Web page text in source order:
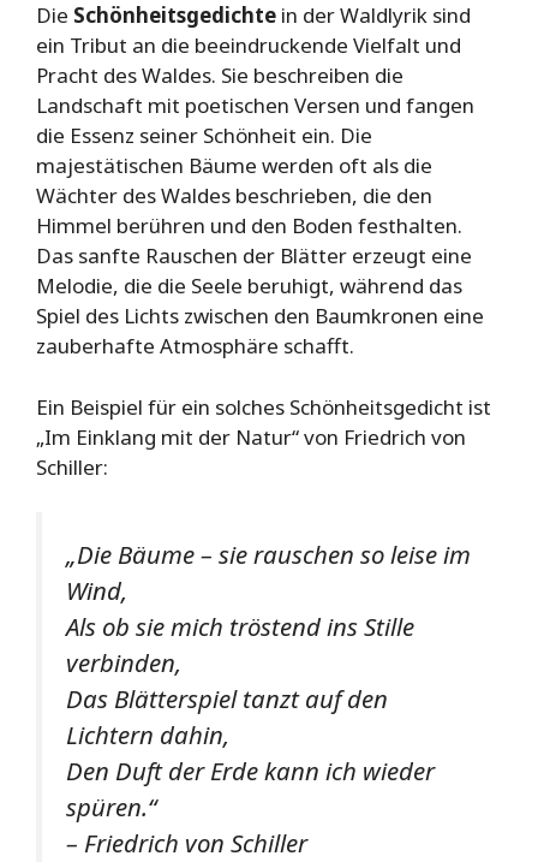
Die Schönheitsgedichte in der Waldlyrik sind
ein Tribut an die beeindruckende Vielfalt und
Pracht des Waldes. Sie beschreiben die
Landschaft mit poetischen Versen und fangen
die Essenz seiner Schönheit ein. Die
majestätischen Bäume werden oft als die
Wächter des Waldes beschrieben, die den
Himmel berühren und den Boden festhalten.
Das sanfte Rauschen der Blätter erzeugt eine
Melodie, die die Seele beruhigt, während das
Spiel des Lichts zwischen den Baumkronen eine
zauberhafte Atmosphäre schafft.
Ein Beispiel für ein solches Schönheitsgedicht ist
„Im Einklang mit der Natur“ von Friedrich von
Schiller:
„Die Bäume – sie rauschen so leise im
Wind,
Als ob sie mich tröstend ins Stille
verbinden,
Das Blätterspiel tanzt auf den
Lichtern dahin,
Den Duft der Erde kann ich wieder
spüren.“
– Friedrich von Schiller